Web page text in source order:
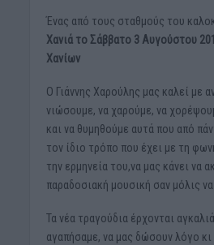
Ένας από τους σταθμούς του
Χανιά το Σάββατο 3 Αυγούστου
Χανίων
Ο Γιάννης Χαρούλης μας καλεί με
νιώσουμε, να χαρούμε, να
και να θυμηθούμε αυτά που από
τον ίδιο τρόπο που έχει με τη
την ερμηνεία του,να μας κάνει να
παραδοσιακή μουσική σαν μόλις να
Τα νέα τραγούδια έρχονται
αγαπήσαμε, να μας δώσουν λόγο